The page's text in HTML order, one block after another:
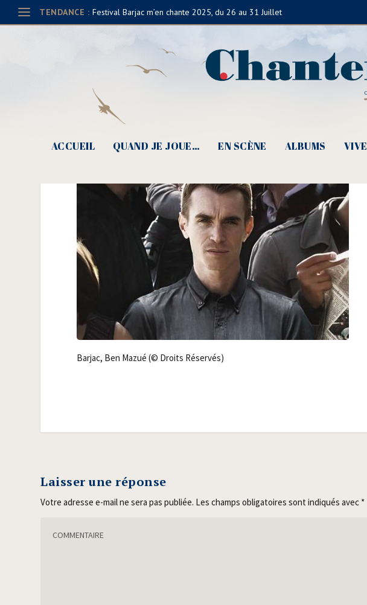
TENDANCE : Festival Barjac m’en chante 2025, du 26 au 31 Juillet
ACCUEIL QUAND JE JOUE… EN SCÈNE ALBUMS
Barjac, Ben Mazué (© Droits
Bar­jac, Ben Mazué (© Droits Réservés)
Laisser une réponse
Votre adresse e-mail ne sera pas publiée. Les champs obligatoires sont indiqués avec *